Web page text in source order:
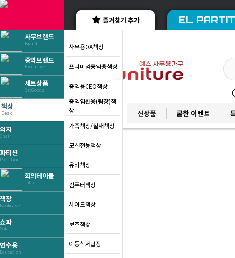
사무브랜드
Brand
중역브랜드
Executive
세트상품
SetGoods
책상
Desk
의자
Chair
파티션
Partition
회의테이블
Table
책장
Bookcase
쇼파
Sofa
연수용
Education
사무용OA책상
프리미엄중역용책상
중역용CEO책상
중역임원용(팀장)책
상
가죽책상/철재책상
모션전동책상
유리책상
컴퓨터책상
사이드책상
보조책상
이동식서랍장
즐겨찾기 추가 EL
YES BRAND
베스트 브랜드 신상품 쿨한 이벤트